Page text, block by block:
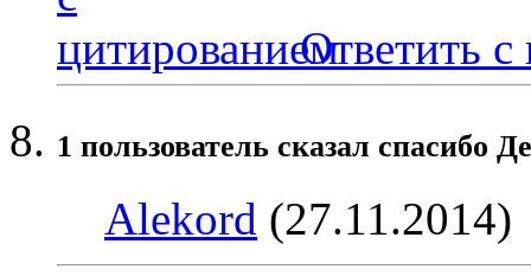
Ответить с
1 пользователь сказал cпасибо
Alekord (27.11.2014)